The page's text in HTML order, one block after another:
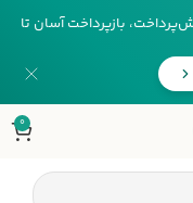
بازپرداخت آسان تا
0